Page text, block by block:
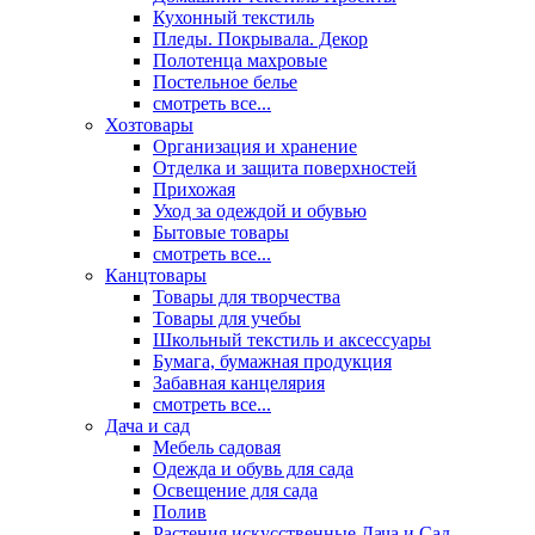
Кухонный текстиль
Пледы. Покрывала. Декор
Полотенца махровые
Постельное белье
смотреть все...
Хозтовары
Организация и хранение
Отделка и защита поверхностей
Прихожая
Уход за одеждой и обувью
Бытовые товары
смотреть все...
Канцтовары
Товары для творчества
Товары для учебы
Школьный текстиль и аксессуары
Бумага, бумажная продукция
Забавная канцелярия
смотреть все...
Дача и сад
Мебель садовая
Одежда и обувь для сада
Освещение для сада
Полив